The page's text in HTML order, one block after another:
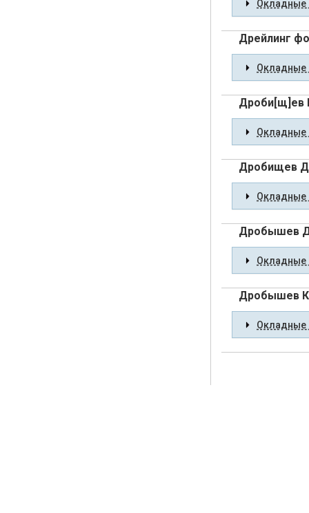
Окладные
Дрейлинг
Окладные
Дроби[щ]ев
Окладные
Дробищев
Окладные
Дробышев
Окладные
Дробышев
Окладные